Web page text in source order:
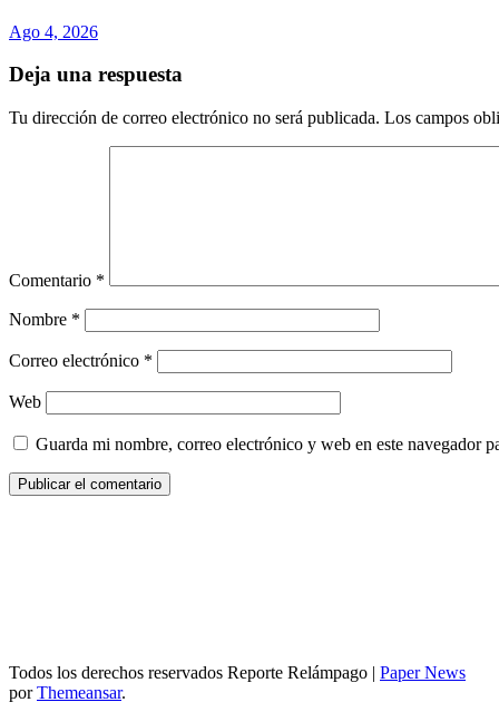
Ago 4, 2026
Deja una respuesta
Tu dirección de correo electrónico no será publicada. Los campos
Comentario *
Nombre *
Correo electrónico *
Web
Guarda mi nombre, correo electrónico y web en este navegador
Todos los derechos reservados Reporte Relámpago | Paper News
porThemeansar.